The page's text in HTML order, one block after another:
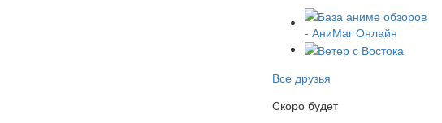
Все друзья
Скоро будет